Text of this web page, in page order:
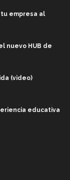
empresa al
nuevo HUB de
(video)
educativa